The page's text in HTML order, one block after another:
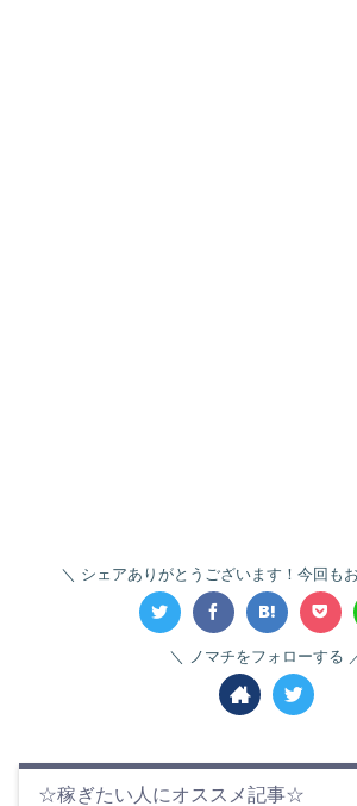
シェアありがとうございます！今回も
ノマチをフォローする
☆稼ぎたい人にオススメ記事☆